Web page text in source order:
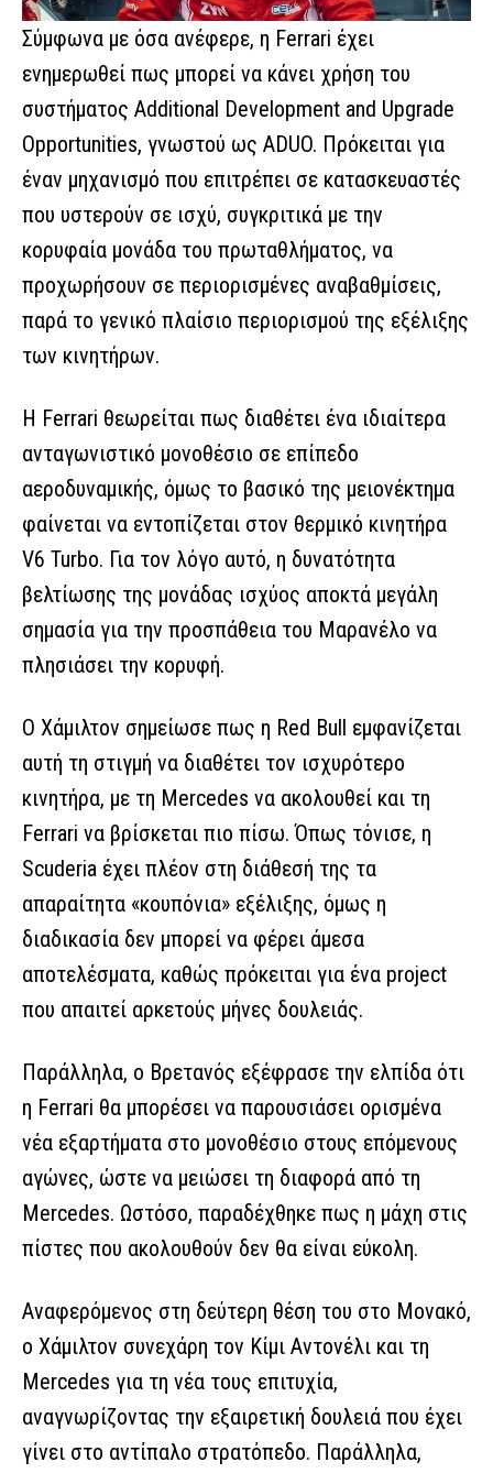
Σύμφωνα με όσα ανέφερε, η Ferrari έχει
ενημερωθεί πως μπορεί να κάνει χρήση του
συστήματος Additional Development and Upgrade
Opportunities, γνωστού ως ADUO. Πρόκειται για
έναν μηχανισμό που επιτρέπει σε κατασκευαστές
που υστερούν σε ισχύ, συγκριτικά με την
κορυφαία μονάδα του πρωταθλήματος, να
προχωρήσουν σε περιορισμένες αναβαθμίσεις,
παρά το γενικό πλαίσιο περιορισμού της εξέλιξης
των κινητήρων.
Η Ferrari θεωρείται πως διαθέτει ένα ιδιαίτερα
ανταγωνιστικό μονοθέσιο σε επίπεδο
αεροδυναμικής, όμως το βασικό της μειονέκτημα
φαίνεται να εντοπίζεται στον θερμικό κινητήρα
V6 Turbo. Για τον λόγο αυτό, η δυνατότητα
βελτίωσης της μονάδας ισχύος αποκτά μεγάλη
σημασία για την προσπάθεια του Μαρανέλο να
πλησιάσει την κορυφή.
Ο Χάμιλτον σημείωσε πως η Red Bull εμφανίζεται
αυτή τη στιγμή να διαθέτει τον ισχυρότερο
κινητήρα, με τη Mercedes να ακολουθεί και τη
Ferrari να βρίσκεται πιο πίσω. Όπως τόνισε, η
Scuderia έχει πλέον στη διάθεσή της τα
απαραίτητα «κουπόνια» εξέλιξης, όμως η
διαδικασία δεν μπορεί να φέρει άμεσα
αποτελέσματα, καθώς πρόκειται για ένα project
που απαιτεί αρκετούς μήνες δουλειάς.
Παράλληλα, ο Βρετανός εξέφρασε την ελπίδα ότι
η Ferrari θα μπορέσει να παρουσιάσει ορισμένα
νέα εξαρτήματα στο μονοθέσιο στους επόμενους
αγώνες, ώστε να μειώσει τη διαφορά από τη
Mercedes. Ωστόσο, παραδέχθηκε πως η μάχη στις
πίστες που ακολουθούν δεν θα είναι εύκολη.
Αναφερόμενος στη δεύτερη θέση του στο Μονακό,
ο Χάμιλτον συνεχάρη τον Κίμι Αντονέλι και τη
Mercedes για τη νέα τους επιτυχία,
αναγνωρίζοντας την εξαιρετική δουλειά που έχει
γίνει στο αντίπαλο στρατόπεδο. Παράλληλα,